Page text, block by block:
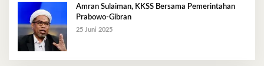
Amran Sulaiman, KKSS Bersama Pemerintahan
Prabowo-Gibran
25 Juni 2025